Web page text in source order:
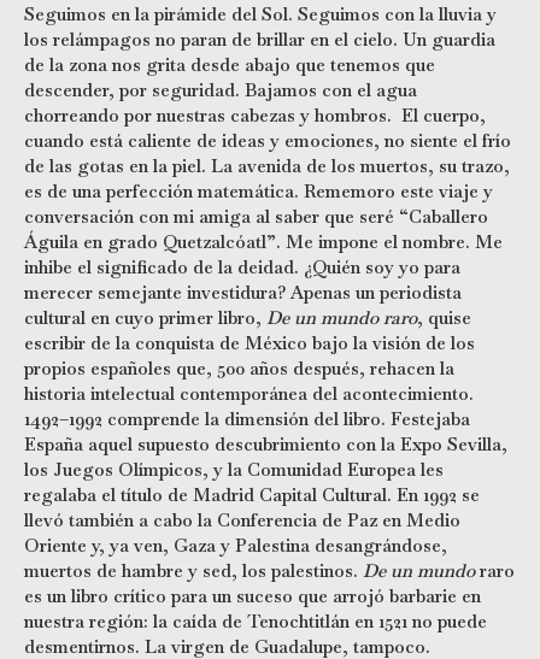
Seguimos en la pirámide del Sol. Seguimos con la lluvia y
los relámpagos no paran de brillar en el cielo. Un guardia
de la zona nos grita desde abajo que tenemos que
descender, por seguridad. Bajamos con el agua
chorreando por nuestras cabezas y hombros. El cuerpo,
cuando está caliente de ideas y emociones, no siente el frío
de las gotas en la piel. La avenida de los muertos, su trazo,
es de una perfección matemática. Rememoro este viaje y
conversación con mi amiga al saber que seré “Caballero
Águila en grado Quetzalcóatl”. Me impone el nombre. Me
inhibe el significado de la deidad. ¿Quién soy yo para
merecer semejante investidura? Apenas un periodista
cultural en cuyo primer libro, De un mundo raro, quise
escribir de la conquista de México bajo la visión de los
propios españoles que, 500 años después, rehacen la
historia intelectual contemporánea del acontecimiento.
1492–1992 comprende la dimensión del libro. Festejaba
España aquel supuesto descubrimiento con la Expo Sevilla,
los Juegos Olímpicos, y la Comunidad Europea les
regalaba el título de Madrid Capital Cultural. En 1992 se
llevó también a cabo la Conferencia de Paz en Medio
Oriente y, ya ven, Gaza y Palestina desangrándose,
muertos de hambre y sed, los palestinos. De un mundoraro
es un libro crítico para un suceso que arrojó barbarie en
nuestra región: la caída de Tenochtitlán en 1521 no puede
desmentirnos. La virgen de Guadalupe, tampoco.